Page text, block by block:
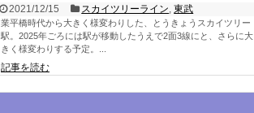
2021/12/15 スカイツリーライン ,東武
業平橋時代から大きく様変わりした、とうきょうスカイツリー
駅。2025年ごろには駅が移動したうえで2面3線にと、さらに大
きく様変わりする予定。...
記事を読む